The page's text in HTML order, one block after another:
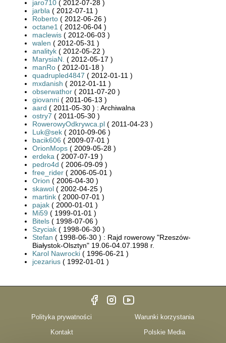
jaro710 ( 2012-07-28 )
jarbla ( 2012-07-11 )
Roberto ( 2012-06-26 )
octane1 ( 2012-06-04 )
maclewis ( 2012-06-03 )
walen ( 2012-05-31 )
analityk ( 2012-05-22 )
MarysiaN. ( 2012-05-17 )
manRo ( 2012-01-18 )
quadrupled4847 ( 2012-01-11 )
mxdanish ( 2012-01-11 )
obserwathor ( 2011-07-20 )
giovanni ( 2011-06-13 )
aard ( 2011-05-30 ) : Archiwalna
ostry7 ( 2011-05-30 )
RowerowyOdkrywca.pl ( 2011-04-23 )
Luk@sek ( 2010-09-06 )
bacik606 ( 2009-07-01 )
OrionMops ( 2009-05-28 )
erdeka ( 2007-07-19 )
pedro4d ( 2006-09-09 )
free_rider ( 2006-05-01 )
Orion ( 2006-04-30 )
skawol ( 2002-04-25 )
martink ( 2000-07-01 )
pajak ( 2000-01-01 )
Mi59 ( 1999-01-01 )
Bitels ( 1998-07-06 )
Szyciak ( 1998-06-30 )
Stefan ( 1998-06-30 ) : Rajd rowerowy "Rzeszów-
Białystok-Olsztyn" 19.06-04.07.1998 r.
Karol Nawrocki ( 1996-06-21 )
jcezarius ( 1992-01-01 )
Polityka prywatności
Warunki korzystania
Kontakt
Polskie Media